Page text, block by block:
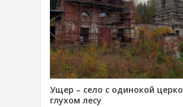
Ущер – село с одинокой
глухом лесу